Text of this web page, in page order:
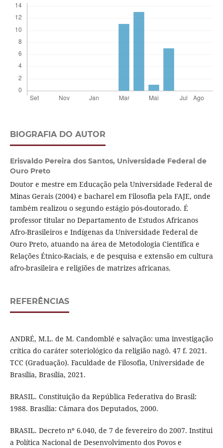
BIOGRAFIA DO AUTOR
Erisvaldo Pereira dos Santos, Universidade Federal de
Ouro Preto
Doutor e mestre em Educação pela Universidade Federal de
Minas Gerais (2004) e bacharel em Filosofia pela FAJE, onde
também realizou o segundo estágio pós-doutorado. É
professor titular no Departamento de Estudos Africanos
Afro-Brasileiros e Indígenas da Universidade Federal de
Ouro Preto, atuando na área de Metodologia Científica e
Relações Étnico-Raciais, e de pesquisa e extensão em cultura
afro-brasileira e religiões de matrizes africanas.
REFERÊNCIAS
ANDRÉ, M.L. de M. Candomblé e salvação: uma investigação
crítica do caráter soteriológico da religião nagô. 47 f. 2021.
TCC (Graduação). Faculdade de Filosofia, Universidade de
Brasília, Brasília, 2021.
BRASIL. Constituição da República Federativa do Brasil:
1988. Brasília: Câmara dos Deputados, 2000.
BRASIL. Decreto nº 6.040, de 7 de fevereiro do 2007. Institui
a Política Nacional de Desenvolvimento dos Povos e